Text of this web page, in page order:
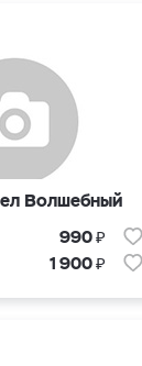
Волшебный
990₽
1 900₽